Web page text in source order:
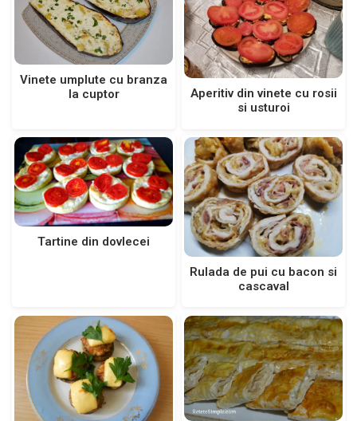
Vinete umplute cu branza
la cuptor
Aperitiv din vinete cu rosii
si usturoi
Tartine din dovlecei
Rulada de pui cu bacon si
cascaval